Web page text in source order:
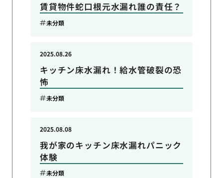
賃貸物件蛇口根元水漏れ誰の責任？
未分類
キッチン床水漏れ！給水管破裂の恐
怖
2025.08.26
未分類
我が家のキッチン床水漏れパニック
体験
2025.08.08
未分類